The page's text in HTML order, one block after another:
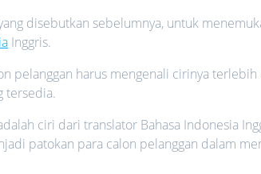
disebutkan sebelumnya, untuk
Inggris.
pelanggan harus mengenali cirinya
tersedia.
ciri dari translator Bahasa Indonesia
patokan para calon pelanggan dalam